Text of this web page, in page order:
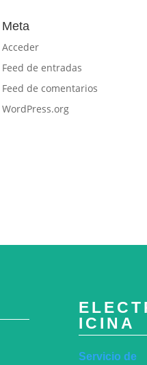
Meta
Acceder
Feed de entradas
Feed de comentarios
WordPress.org
ICINA
Servicio de